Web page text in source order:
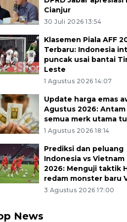
Cianjur
30 Juli 2026 13:54
Klasemen Piala AFF
Terbaru: Indonesia
puncak usai bantai
Leste
1 Agustus 2026 14:07
Update harga emas
Agustus 2026: Antam
semua merk utama
1 Agustus 2026 18:14
Prediksi dan peluang
Indonesia vs Vietnam
2026: Menguji taktik
redam monster baru
3 Agustus 2026 17:00
News